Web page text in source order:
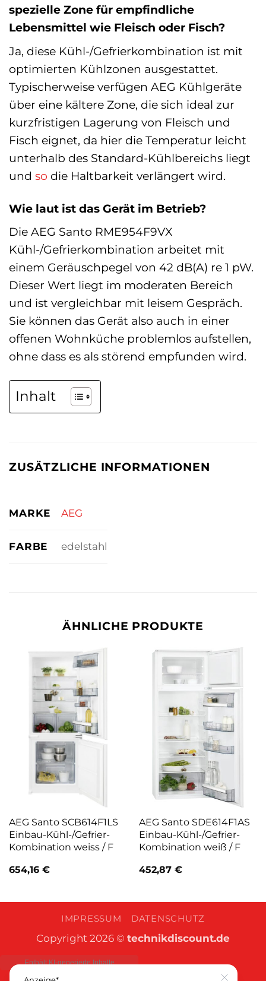
spezielle Zone für empfindliche
Lebensmittel wie Fleisch oder Fisch?
Ja, diese Kühl-/Gefrierkombination ist mit
optimierten Kühlzonen ausgestattet.
Typischerweise verfügen AEG Kühlgeräte
über eine kältere Zone, die sich ideal zur
kurzfristigen Lagerung von Fleisch und
Fisch eignet, da hier die Temperatur leicht
unterhalb des Standard-Kühlbereichs liegt
und so die Haltbarkeit verlängert wird.
Wie laut ist das Gerät im Betrieb?
Die AEG Santo RME954F9VX
Kühl-/Gefrierkombination arbeitet mit
einem Geräuschpegel von 42 dB(A) re 1 pW.
Dieser Wert liegt im moderaten Bereich
und ist vergleichbar mit leisem Gespräch.
Sie können das Gerät also auch in einer
offenen Wohnküche problemlos aufstellen,
ohne dass es als störend empfunden wird.
Inhalt
ZUSÄTZLICHE INFORMATIONEN
MARKE AEG
FARBE edelstahl
ÄHNLICHE PRODUKTE
AEG Santo SCB614F1LS
Einbau-Kühl-/Gefrier-
Kombination weiss / F
654,16 €
AEG Santo SDE614F1AS
Einbau-Kühl-/Gefrier-
Kombination weiß / F
452,87 €
IMPRESSUM DATENSCHUTZ
Copyright 2026 © technikdiscount.de